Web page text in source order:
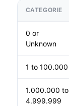
CATEGORIE
0 or
Unknown
1 to 100.000
1.000.000 to
4.999.999